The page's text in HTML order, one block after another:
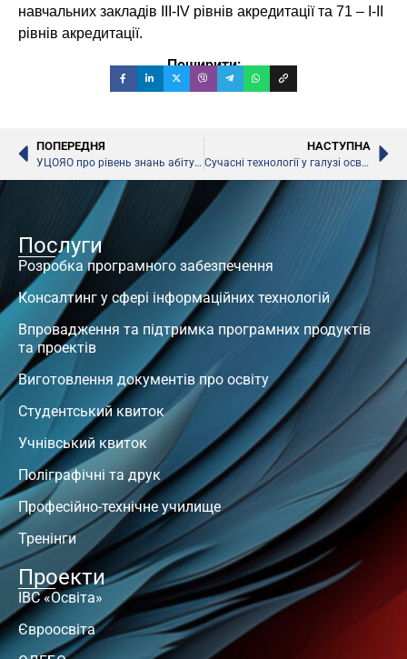
навчальних закладів ІІІ-ІV рівнів акредитації та 71 – І-ІІ
рівнів акредитації.
Поширити:
ПОПЕРЕДНЯ
УЦОЯО про рівень знань абітурієнтів
НАСТУПНА
Сучасні технології у галузі освіти
Послуги
Розробка програмного забезпечення
Консалтинг у сфері інформаційних технологій
Впровадження та підтримка програмних продуктів
та проектів
Виготовлення документів про освіту
Студентський квиток
Учнівський квиток
Поліграфічні та друк
Професійно-технічне училище
Тренінги
Проекти
ІВС «Освіта»
Євроосвіта